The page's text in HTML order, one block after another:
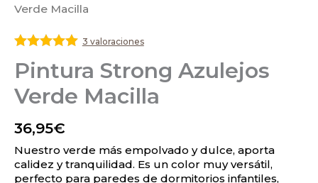
Verde Macilla
con5de 5
3 valoraciones
Pintura Strong Azulejos
Verde Macilla
36,95€
Nuestro verde más empolvado y dulce, aporta
calidez y tranquilidad. Es un color muy versátil,
perfecto para paredes de dormitorios infantiles,